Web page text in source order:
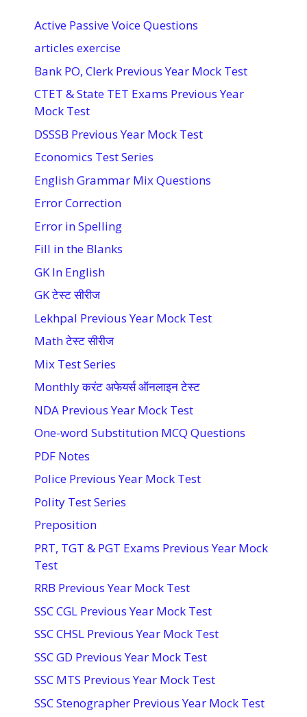
Active Passive Voice Questions
articles exercise
Bank PO, Clerk Previous Year Mock Test
CTET & State TET Exams Previous Year
Mock Test
DSSSB Previous Year Mock Test
Economics Test Series
English Grammar Mix Questions
Error Correction
Error in Spelling
Fill in the Blanks
GK In English
GK टेस्ट सीरीज
Lekhpal Previous Year Mock Test
Math टेस्ट सीरीज
Mix Test Series
Monthly करंट अफेयर्स ऑनलाइन टेस्ट
NDA Previous Year Mock Test
One-word Substitution MCQ Questions
PDF Notes
Police Previous Year Mock Test
Polity Test Series
Preposition
PRT, TGT & PGT Exams Previous Year Mock
Test
RRB Previous Year Mock Test
SSC CGL Previous Year Mock Test
SSC CHSL Previous Year Mock Test
SSC GD Previous Year Mock Test
SSC MTS Previous Year Mock Test
SSC Stenographer Previous Year Mock Test